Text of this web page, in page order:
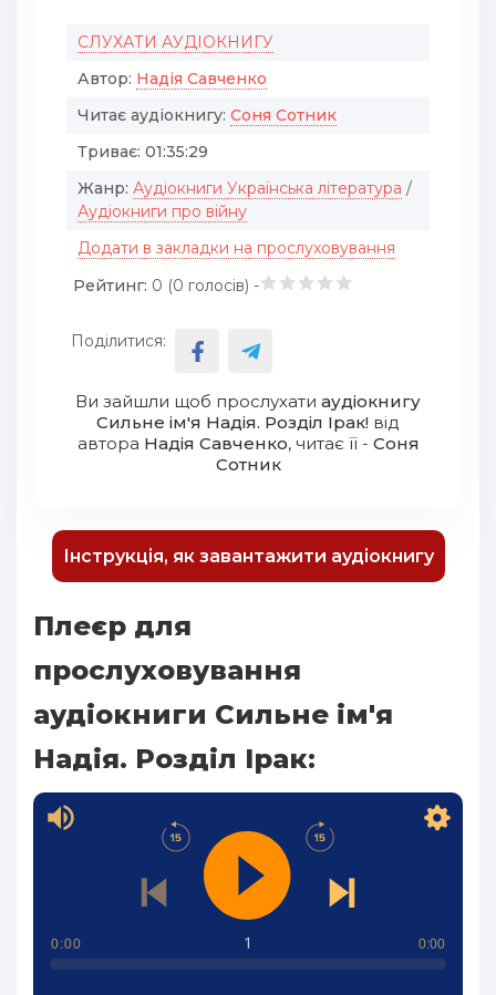
СЛУХАТИ АУДІОКНИГУ
Автор: Надія Савченко
Читає аудіокнигу: Соня Сотник
Триває: 01:35:29
Жанр: Аудіокниги Українська література /
Аудіокниги про війну
Додати в закладки на прослуховування
Рейтинг: 0 (0 голосів) -
Поділитися:
Ви зайшли щоб прослухати аудіокнигу
Сильне ім'я Надія. Розділ Ірак! від
автора Надія Савченко, читає її - Соня
Сотник
Інструкція, як завантажити аудіокнигу
Плеєр для
прослуховування
аудіокниги Сильне ім'я
Надія. Розділ Ірак:
1
0:00 0:00